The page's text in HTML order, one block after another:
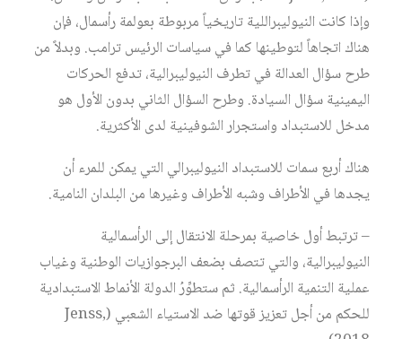
وإذا كانت النيوليبراللية تاريخياً مربوطة بعولمة رأسمال، فإن
هناك اتجاهاً لتوطينها كما في سياسات الرئيس ترامب. وبدلاً من
طرح سؤال العدالة في تطرف النيوليبرالية، تدفع الحركات
اليمينية سؤال السيادة. وطرح السؤال الثاني بدون الأول هو
مدخل للاستبداد واستجرار الشوفينية لدى الأكثرية.
هناك أربع سمات للاستبداد النيوليبرالي التي يمكن للمرء أن
يجدها في الأطراف وشبه الأطراف وغيرها من البلدان النامية.
– ترتبط أول خاصية بمرحلة الانتقال إلى الرأسمالية
النيوليبرالية، والتي تتصف بضعف البرجوازيات الوطنية وغياب
عملية التنمية الرأسمالية. ثم ستطوِّرُ الدولة الأنماط الاستبدادية
للحكم من أجل تعزيز قوتها ضد الاستياء الشعبي (Jenss,